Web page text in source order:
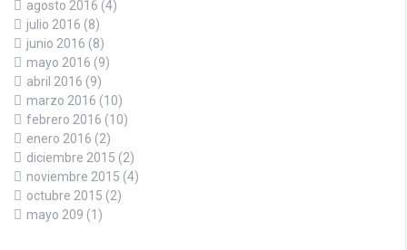
agosto 2016 (4)
julio 2016 (8)
junio 2016 (8)
mayo 2016 (9)
abril 2016 (9)
marzo 2016 (10)
febrero 2016 (10)
enero 2016 (2)
diciembre 2015 (2)
noviembre 2015 (4)
octubre 2015 (2)
mayo 209 (1)